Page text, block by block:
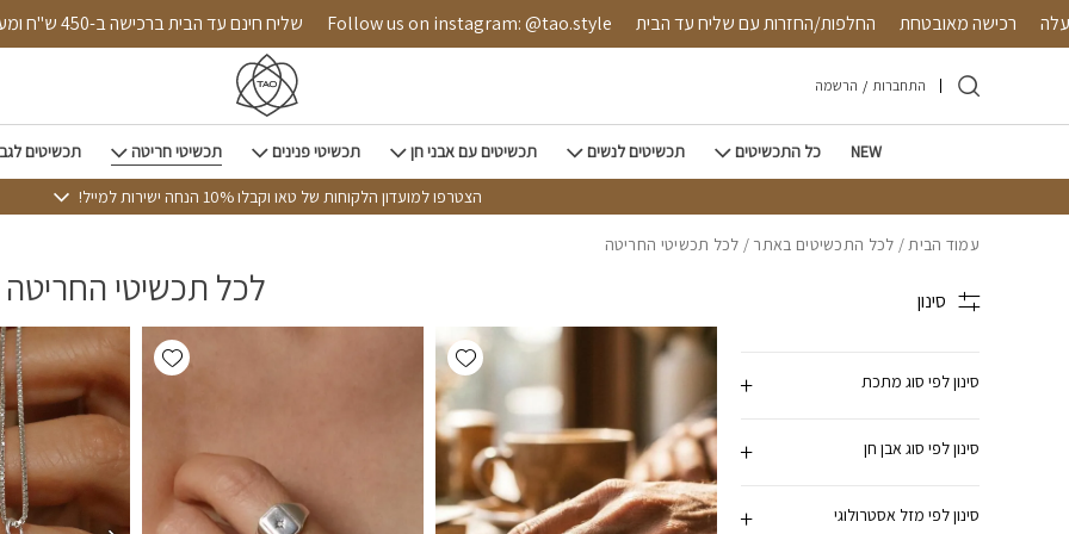
Skip to Content
ש"ח ומעלה רכישה מאובטחת החלפות/החזרות עם שליח עד הבית Follow us on instagram: @tao.style שליח חינם עד הבית ברכישה
התחברות / הרשמה
NEW כל התכשיטים תכשיטים לנשים תכשיטים עם אבני חן תכשיטי פנינים תכשיטי חריטה תכשיטים
הצטרפו למועדון הלקוחות של טאו וקבלו 10% הנחה ישירות למייל!
עמוד הבית/ לכל התכשיטים באתר / לכל תכשיטי החריטה
לכל תכשיטי החריטה סינון
סינון לפי סוג מתכת
סינון לפי סוג אבן חן
סינון לפי מזל אסטרולוגי
Add wishlist
Add wishlist
בחזרה למעלה